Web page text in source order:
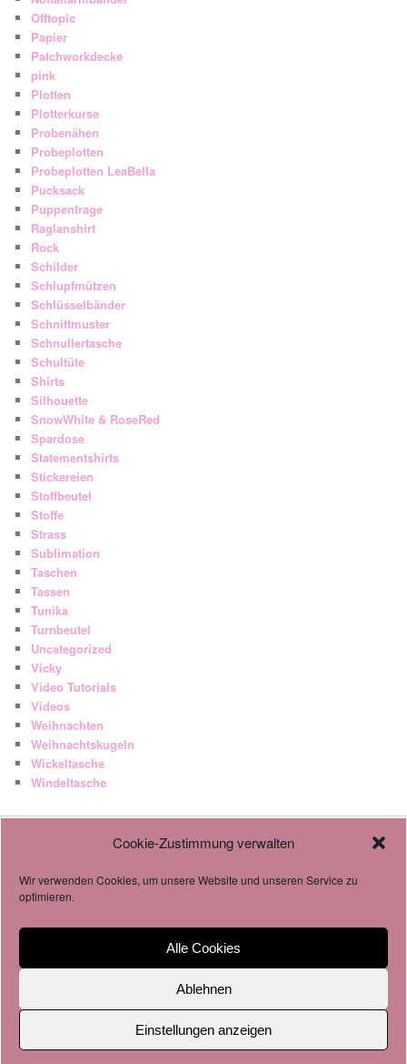
Cookie-Zustimmung verwalten
Wir verwenden Cookies, um unsere Website und unseren Service zu
optimieren.
Alle Cookies
Ablehnen
Einstellungen anzeigen
Offtopic
Papier
Patchworkdecke
pink
Plotten
Plotterkurse
Probenähen
Probeplotten
Probeplotten LeaBella
Pucksack
Puppentrage
Raglanshirt
Rock
Schilder
Schlupfmützen
Schlüsselbänder
Schnittmuster
Schnullertasche
Schultüte
Shirts
Silhouette
SnowWhite & RoseRed
Spardose
Statementshirts
Stickereien
Stoffbeutel
Stoffe
Strass
Sublimation
Taschen
Tassen
Tunika
Turnbeutel
Uncategorized
Vicky
Video Tutorials
Videos
Weihnachten
Weihnachtskugeln
Wickeltasche
Windeltasche
Cookie-Richtlinie
Impressum & Datenschutz Stolz präsentiert von WordPress